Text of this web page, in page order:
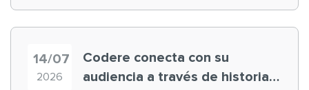
14/07
2026
Codere conecta con su
audiencia a través de historias